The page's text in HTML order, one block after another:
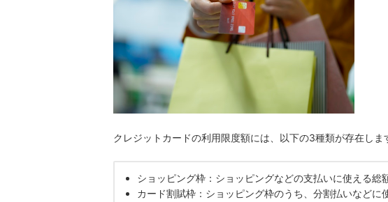
クレジットカードの利用限度額には、以下の3種類が存在しま
ショッピング枠：ショッピングなどの支払いに使える総
カード割賦枠：ショッピング枠のうち、分割払いなどに